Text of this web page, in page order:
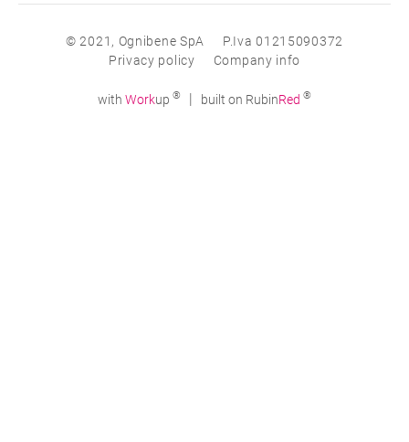
© 2021, Ognibene SpA
P.Iva 01215090372
Privacy policy
Company info
with Workup ® | built on RubinRed ®